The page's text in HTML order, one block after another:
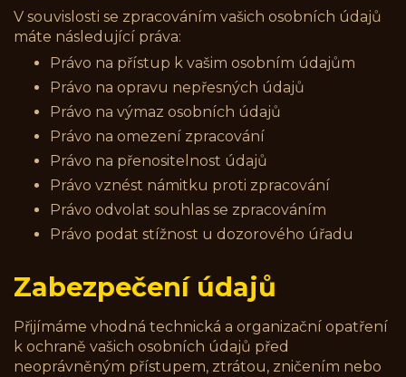
V souvislosti se zpracováním vašich osobních údajů
máte následující práva:
Právo na přístup k vašim osobním údajům
Právo na opravu nepřesných údajů
Právo na výmaz osobních údajů
Právo na omezení zpracování
Právo na přenositelnost údajů
Právo vznést námitku proti zpracování
Právo odvolat souhlas se zpracováním
Právo podat stížnost u dozorového úřadu
Zabezpečení údajů
Přijímáme vhodná technická a organizační opatření
k ochraně vašich osobních údajů před
neoprávněným přístupem, ztrátou, zničením nebo